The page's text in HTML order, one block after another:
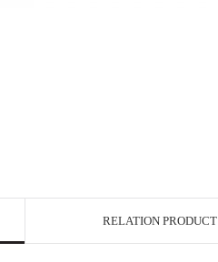
RELATION PRODUCT